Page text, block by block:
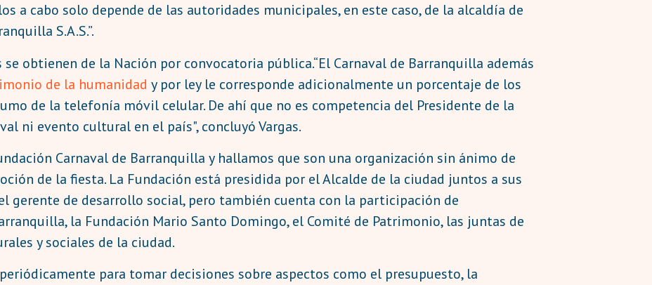
a cabo solo depende de las autoridades municipales, en este caso, de la alcaldía de
S.A.S.”.
obtienen de la Nación por convocatoria pública.“El Carnaval de Barranquilla además
de la humanidad y por ley le corresponde adicionalmente un porcentaje de los
de la telefonía móvil celular. De ahí que no es competencia del Presidente de la
ni evento cultural en el país", concluyó Vargas.
Carnaval de Barranquilla y hallamos que son una organización sin ánimo de
de la fiesta. La Fundación está presidida por el Alcalde de la ciudad juntos a sus
gerente de desarrollo social, pero también cuenta con la participación de
la Fundación Mario Santo Domingo, el Comité de Patrimonio, las juntas de
y sociales de la ciudad.
para tomar decisiones sobre aspectos como el presupuesto, la